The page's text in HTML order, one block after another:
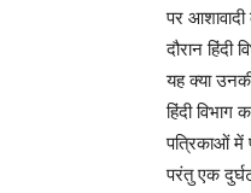
पर
दौरान हिंदी
यह क्या
हिंदी विभाग
पत्रिकाओं में
परंतु एक